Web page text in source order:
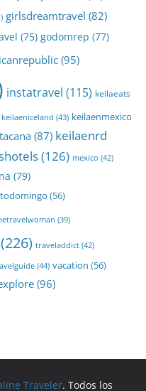
girlsdreamtravel (82)
(75) godomrep (77)
(95)
instatravel (115) keilaeats
keilaeniceland (43) keilaenmexico
(87) keilaenrd
(126) mexico (42)
(79)
(56)
(39)
(226) traveladdict (42)
(44) vacation (56)
(96)
Traveler. Todos los